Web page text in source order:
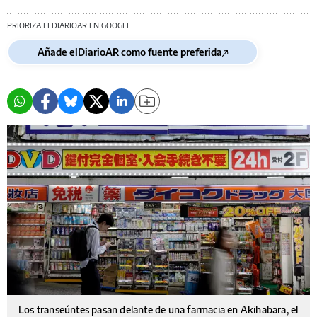
PRIORIZA ELDIARIOAR EN GOOGLE
Añade elDiarioAR como fuente preferida
Los transeúntes pasan delante de una farmacia en Akihabara, el